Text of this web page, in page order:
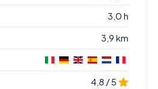
3,0 h
3,9 km
4,8 / 5